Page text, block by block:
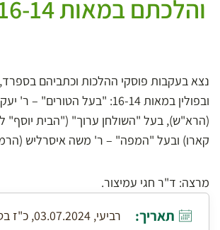
והלכתם במאות 16-14
נצא בעקבות פוסקי ההלכות וכתביהם
ובפולין במאות 16-14: "בעל הטורים"
(הרא"ש), בעל "השולחן ערוך" ("הבית יוסף"
קארו) ובעל "המפה" – ר' משה איסרליש
מרצה: ד"ר חגי עמיצור.
תאריך: רביעי, 03.07.2024, כ"ז בסיון תשפ"ד